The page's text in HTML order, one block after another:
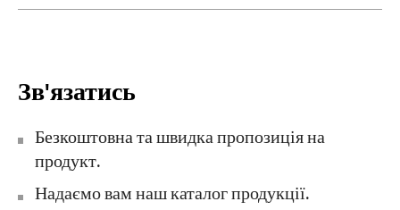
Зв'язатись
Безкоштовна та швидка пропозиція на
продукт.
Надаємо вам наш каталог продукції.